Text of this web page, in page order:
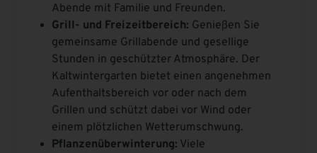
Abende mit Familie und Freunden.
Grill- und Freizeitbereich: Genießen Sie
gemeinsame Grillabende und gesellige
Stunden in geschützter Atmosphäre. Der
Kaltwintergarten bietet einen angenehmen
Aufenthaltsbereich vor oder nach dem
Grillen und schützt dabei vor Wind oder
einem plötzlichen Wetterumschwung.
Pflanzenüberwinterung: Viele